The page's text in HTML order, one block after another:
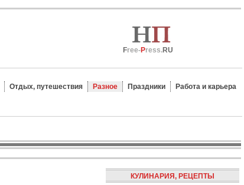
Free-Press.RU
Отдых, путешествия Разное Праздники
Работа и карьера
КУЛИНАРИЯ, РЕЦЕПТЫ